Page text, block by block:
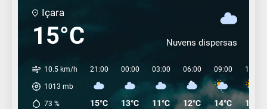
Içara
15°C Nuvens dispersas
10.5 km/h
1013 mb
73 %
21:00
15°C
00:00
13°C
03:00
11°C
06:00
12°C
09:00
14°C
12:00
19°C